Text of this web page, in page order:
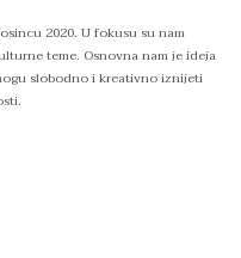
2020. U fokusu su nam
teme. Osnovna nam je ideja
slobodno i kreativno iznijeti